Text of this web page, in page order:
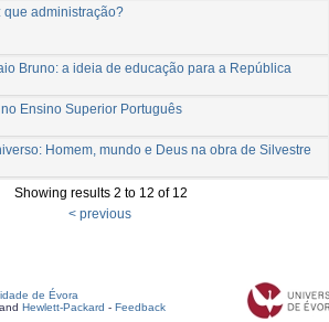
administração?
Bruno: a ideia de educação para a República
Ensino Superior Português
Homem, mundo e Deus na obra de Silvestre
Showing results 2 to 12 of 12
< previous
de Évora
and Hewlett-Packard - Feedback